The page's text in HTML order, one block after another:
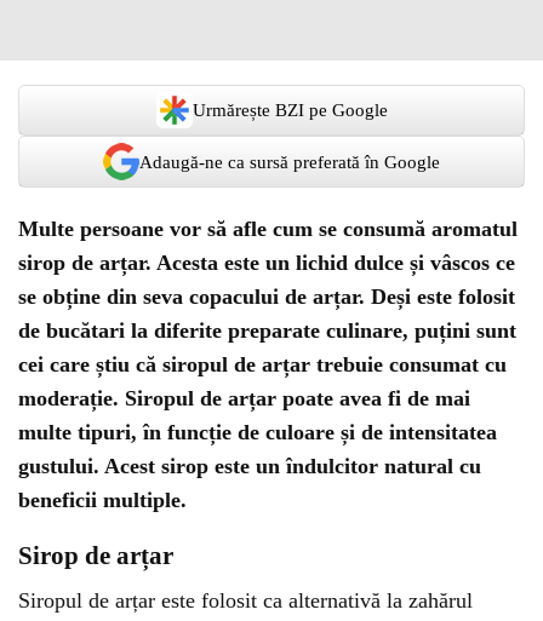
Urmărește BZI pe Google
Adaugă-ne ca sursă preferată în Google
Multe persoane vor să afle cum se consumă aromatul
sirop de arțar. Acesta este un lichid dulce și vâscos ce
se obține din seva copacului de arțar. Deși este folosit
de bucătari la diferite preparate culinare, puțini sunt
cei care știu că siropul de arțar trebuie consumat cu
moderație. Siropul de arțar poate avea fi de mai
multe tipuri, în funcție de culoare și de intensitatea
gustului. Acest sirop este un îndulcitor natural cu
beneficii multiple.
Sirop de arțar
Siropul de arțar este folosit ca alternativă la zahărul